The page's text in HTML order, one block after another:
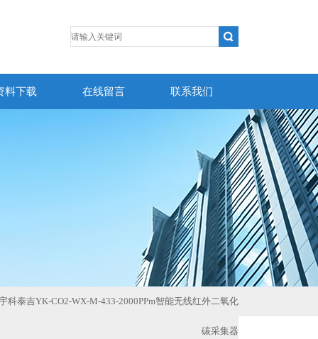
料下载 在线留言 联系我们
科泰吉YK-CO2-WX-M-433-2000PPm智能无线红外二氧化
碳采集器